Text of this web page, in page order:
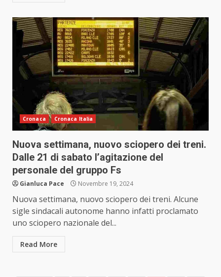
Cronaca Cronaca Italia
Nuova settimana, nuovo sciopero dei treni.
Dalle 21 di sabato l’agitazione del
personale del gruppo Fs
Gianluca Pace Novembre 19, 2024
Nuova settimana, nuovo sciopero dei treni. Alcune
sigle sindacali autonome hanno infatti proclamato
uno sciopero nazionale del...
Read More